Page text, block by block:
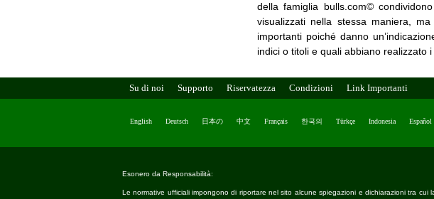
della famiglia bulls.com©
visualizzati nella stessa maniera,
importanti poiché danno
indici o titoli e quali abbiano realizzato i
Su di noi Supporto Riservatezza Condizioni Link Importanti
English Deutsch 日本の 中文 Français 한국의 Türkçe Indonesia Español
Esonero da Responsabilità:
Le normative ufficiali impongono di riportare nel sito alcune spiegazioni e dichiarazioni tra